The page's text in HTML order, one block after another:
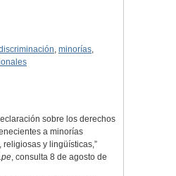
, minorías,
sobre los derechos
a minorías
y lingüísticas,”
, consulta 8 de agosto de